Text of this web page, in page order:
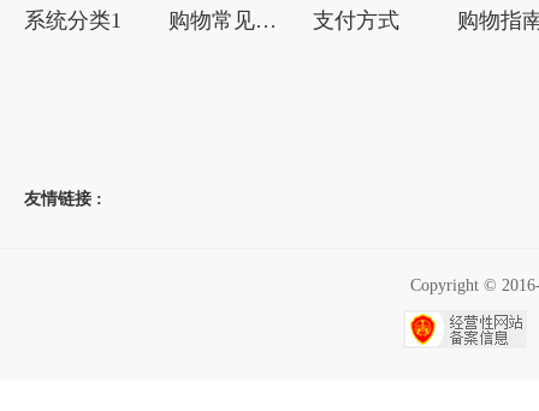
系统分类1 购物常见问题 支付方式 购物指
友情链接 :
Copyright ©